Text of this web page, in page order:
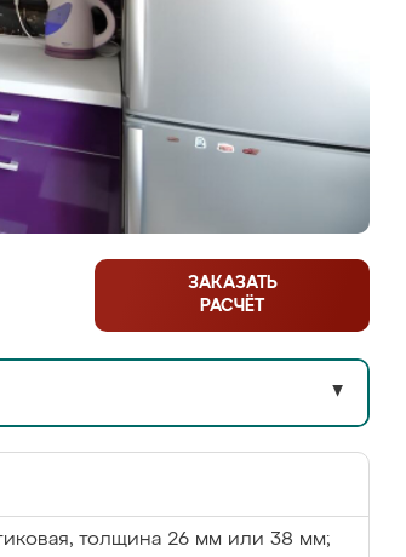
ЗАКАЗАТЬ
РАСЧЁТ
▼
толщина 26 мм или 38 мм;